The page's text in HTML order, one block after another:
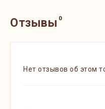
Отзывы 0
Нет отзывов об этом